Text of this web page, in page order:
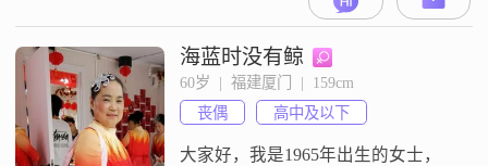
##3002##性格上，我是一个温柔体
贴的人，平时待人接物都会比较细
心##3002##同时我也独立自信，也
有乐观积极的一面，遇到事情习惯
往好的方向去想##3002##我心思比
较
海蓝时没有鲸
60岁  |  福建厦门  |  159cm
丧偶
高中及以下
大家好，我是1965年出生的女士，